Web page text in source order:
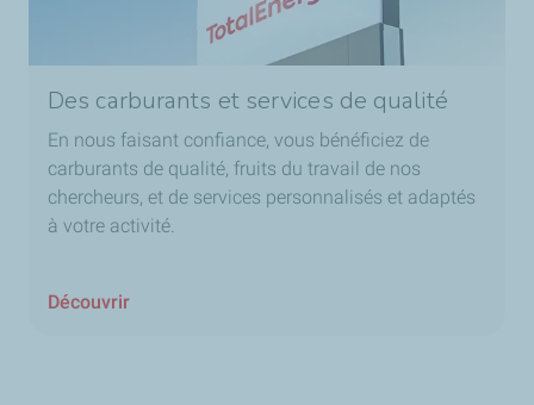
Des carburants et services de qualité
En nous faisant confiance, vous bénéficiez de
carburants de qualité, fruits du travail de nos
chercheurs, et de services personnalisés et adaptés
à votre activité.
Découvrir